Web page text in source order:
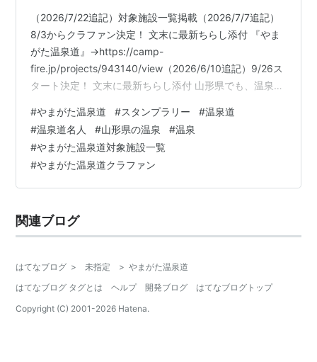
（2026/7/22追記）対象施設一覧掲載（2026/7/7追記）
8/3からクラファン決定！ 文末に最新ちらし添付 『やま
がた温泉道』→https://camp-
fire.jp/projects/943140/view（2026/6/10追記）9/26ス
タート決定！ 文末に最新ちらし添付 山形県でも、温泉道
（2026/7/22追加）やまがた温泉道 入浴施設一覧 山形県
でも、温泉道スタートします！ 数ある「〇〇温泉道」、
ざっと挙げてみてもこんなにあります◎ 2023/12時点
（まちなかキャンパス長岡 越後長岡天下湯一～温泉を熱
く語ろう…
#やまがた温泉道 #スタンプラリー #温泉道
#温泉道名人 #山形県の温泉 #温泉
#やまがた温泉道対象施設一覧
#やまがた温泉道クラファン
関連ブログ
はてなブログ > 未指定 > やまがた温泉道
はてなブログ タグとは
ヘルプ 開発ブログ
はてなブログトップ
Copyright (C) 2001-2026 Hatena.